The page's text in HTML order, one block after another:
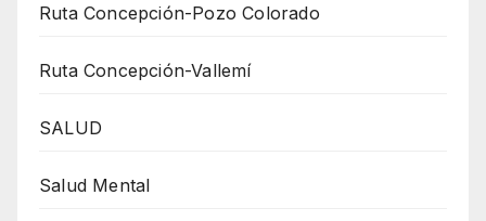
Ruta Concepción-Pozo Colorado
Ruta Concepción-Vallemí
SALUD
Salud Mental